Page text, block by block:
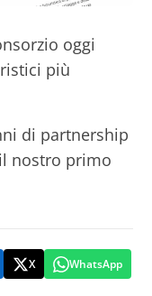
oggi
più
di partnership
nostro primo
X WhatsApp